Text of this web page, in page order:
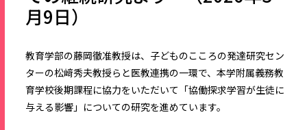
月9日）
教育学部の藤岡徹准教授は、子どものこころの発達研究セン
ターの松﨑秀夫教授らと医教連携の一環で、本学附属義務教
育学校後期課程に協力をいただいて「協働探求学習が生徒に
与える影響」についての研究を進めています。